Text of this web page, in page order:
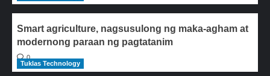
Smart agriculture, nagsusulong ng maka-agham at
modernong paraan ng pagtatanim
0
Tuklas Technology